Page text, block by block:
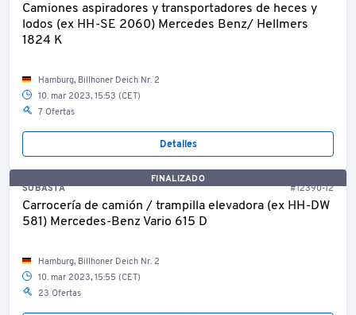
Camiones aspiradores y transportadores de heces y
lodos (ex HH-SE 2060) Mercedes Benz/ Hellmers
1824 K
Hamburg, Billhoner Deich Nr. 2
10. mar 2023, 15:53 (CET)
7 Ofertas
Detalles
FINALIZADO
SUBASTA
#12390-12
Carrocería de camión / trampilla elevadora (ex HH-DW
581) Mercedes-Benz Vario 615 D
Hamburg, Billhoner Deich Nr. 2
10. mar 2023, 15:55 (CET)
23 Ofertas